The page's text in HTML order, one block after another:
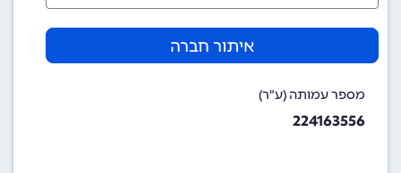
איתור חברה
מספר עמותה (ע"ר)
224163556